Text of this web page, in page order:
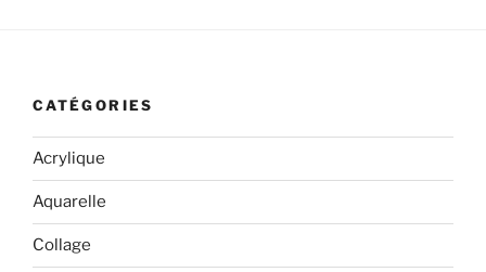
CATÉGORIES
Acrylique
Aquarelle
Collage